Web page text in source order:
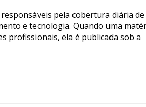
pela cobertura diária de
e tecnologia. Quando uma
profissionais, ela é publicada sob a